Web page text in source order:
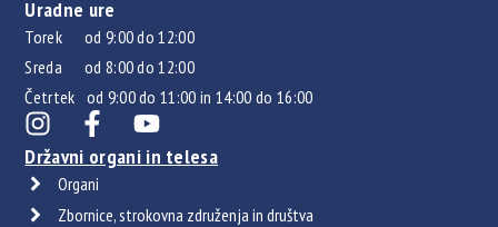
Uradne ure
Torek od 9:00 do 12:00
Sreda od 8:00 do 12:00
Četrtek od 9:00 do 11:00 in 14:00 do 16:00
Državni organi in telesa
Organi
Zbornice, strokovna združenja in društva